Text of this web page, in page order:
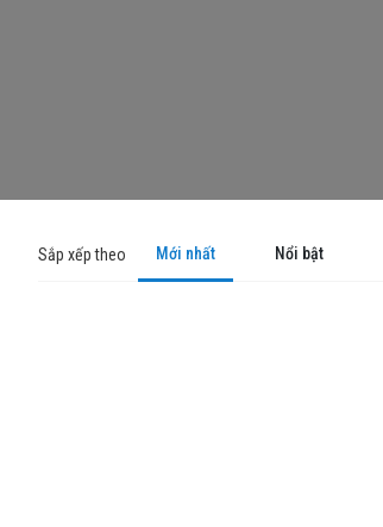
Sắp xếp theo Mới nhất Nổi bật